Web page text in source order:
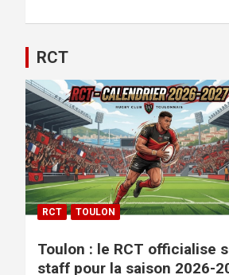
RCT
RCT TOULON
Toulon : le RCT officialise
staff pour la saison 2026-